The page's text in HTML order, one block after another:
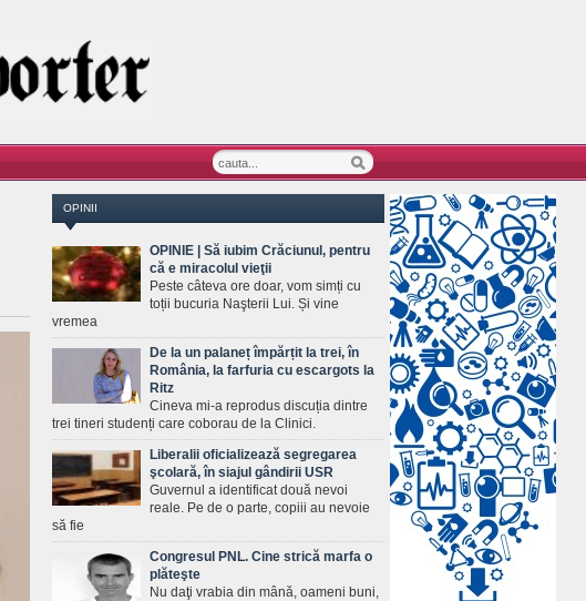
OPINII
OPINIE | Să iubim Crăciunul, pentru
că e miracolul vieţii
Peste câteva ore doar, vom simți cu
toții bucuria Naşterii Lui. Și vine
vremea
De la un palaneț împărțit la trei, în
România, la farfuria cu escargots la
Ritz
Cineva mi-a reprodus discuția dintre
trei tineri studenți care coborau de la Clinici.
Liberalii oficializează segregarea
şcolară, în siajul gândirii USR
Guvernul a identificat două nevoi
reale. Pe de o parte, copiii au nevoie
să fie
Congresul PNL. Cine strică marfa o
plăteşte
Nu daţi vrabia din mână, oameni buni,